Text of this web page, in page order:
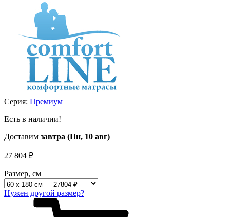
Серия: Премиум
Есть в наличии!
Доставим завтра (Пн, 10 авг)
27 804 ₽
Размер, см
Нужен другой размер?